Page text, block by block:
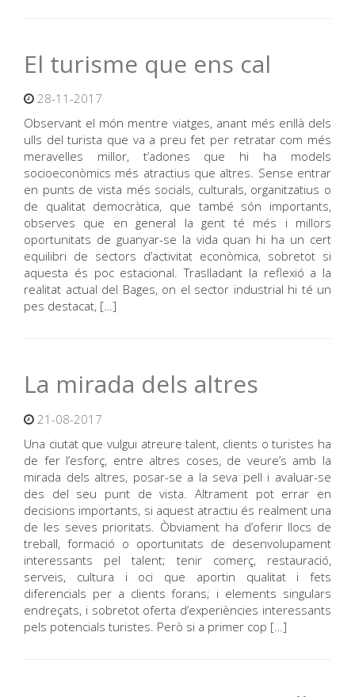
El turisme que ens cal
28-11-2017
Observant el món mentre viatges, anant més enllà dels
ulls del turista que va a preu fet per retratar com més
meravelles millor, t’adones que hi ha models
socioeconòmics més atractius que altres. Sense entrar
en punts de vista més socials, culturals, organitzatius o
de qualitat democràtica, que també són importants,
observes que en general la gent té més i millors
oportunitats de guanyar-se la vida quan hi ha un cert
equilibri de sectors d’activitat econòmica, sobretot si
aquesta és poc estacional. Traslladant la reflexió a la
realitat actual del Bages, on el sector industrial hi té un
pes destacat, […]
La mirada dels altres
21-08-2017
Una ciutat que vulgui atreure talent, clients o turistes ha
de fer l’esforç, entre altres coses, de veure’s amb la
mirada dels altres, posar-se a la seva pell i avaluar-se
des del seu punt de vista. Altrament pot errar en
decisions importants, si aquest atractiu és realment una
de les seves prioritats. Òbviament ha d’oferir llocs de
treball, formació o oportunitats de desenvolupament
interessants pel talent; tenir comerç, restauració,
serveis, cultura i oci que aportin qualitat i fets
diferencials per a clients forans; i elements singulars
endreçats, i sobretot oferta d’experiències interessants
pels potencials turistes. Però si a primer cop […]